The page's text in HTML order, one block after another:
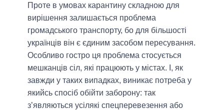
Проте в умовах карантину складною для
вирішення залишається проблема
громадського транспорту, бо для більшості
українців він є єдиним засобом пересування.
Особливо гостро ця проблема стосується
мешканців сіл, які працюють у містах. І, як
завжди у таких випадках, виникає потреба у
якийсь спосіб обійти заборону: так
з’являються усілякі спецперевезення або